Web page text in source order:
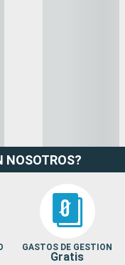
NOSOTROS?
GASTOS DE GESTION
Gratis